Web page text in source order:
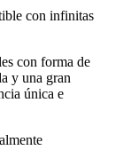
con infinitas
con forma de
y una gran
única e